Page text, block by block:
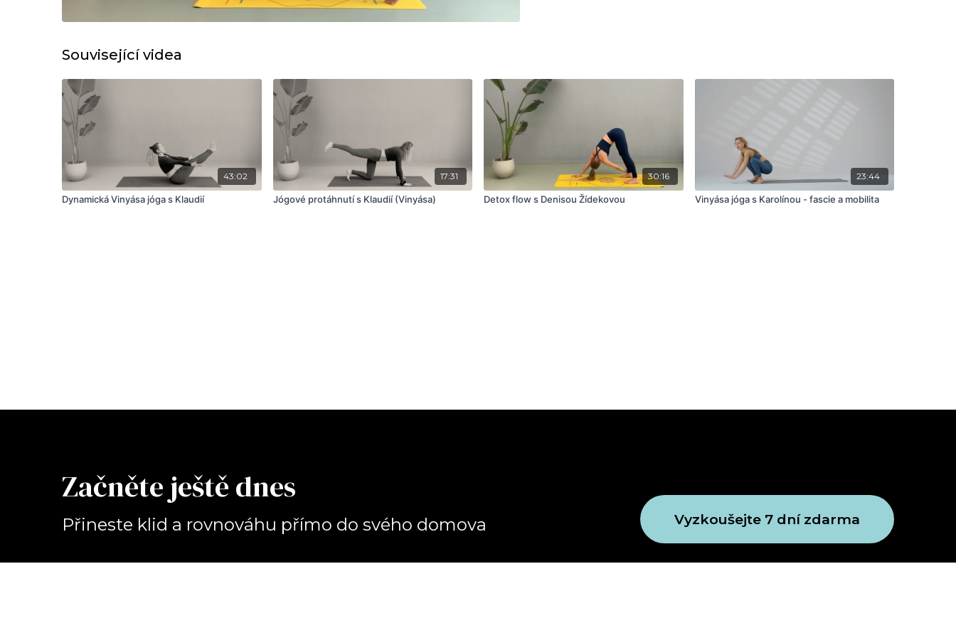
Související videa
43:02
Dynamická Vinyása jóga s Klaudií
17:31
Jógové protáhnutí s Klaudií (Vinyása)
30:16
Detox flow s Denisou Žídekovou
23:44
Vinyása jóga s Karolínou - fascie a mobilita
Začněte ještě dnes
Přineste klid a rovnováhu přímo do svého domova Vyzkoušejte 7 dní zdarma